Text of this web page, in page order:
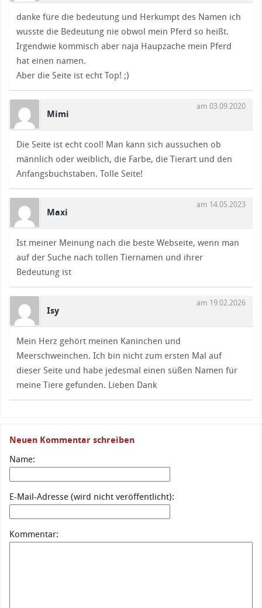
danke füre die bedeutung und Herkumpt des Namen ich
wusste die Bedeutung nie obwol mein Pferd so heißt.
Irgendwie kommisch aber naja Haupzache mein Pferd
hat einen namen.
Aber die Seite ist echt Top! ;)
Mimi
am 03.09.2020
Die Seite ist echt cool! Man kann sich aussuchen ob
männlich oder weiblich, die Farbe, die Tierart und den
Anfangsbuchstaben. Tolle Seite!
Maxi
am 14.05.2023
Ist meiner Meinung nach die beste Webseite, wenn man
auf der Suche nach tollen Tiernamen und ihrer
Bedeutung ist
Isy
am 19.02.2026
Mein Herz gehört meinen Kaninchen und
Meerschweinchen. Ich bin nicht zum ersten Mal auf
dieser Seite und habe jedesmal einen süßen Namen für
meine Tiere gefunden. Lieben Dank
Neuen Kommentar schreiben
Name:
E-Mail-Adresse (wird nicht veröffentlicht):
Kommentar: